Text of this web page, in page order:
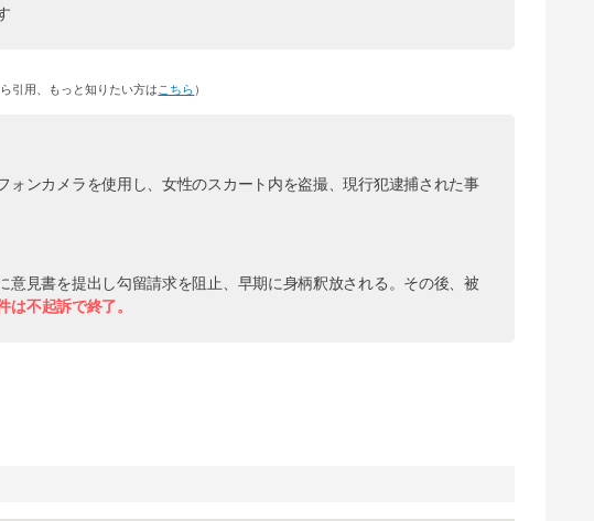
ら引用、もっと知りたい方は こちら ）
ォンカメラを使用し、女性のスカート内を盗撮、現行犯逮捕された事
意見書を提出し勾留請求を阻止、早期に身柄釈放される。その後、被
は不起訴で終了。